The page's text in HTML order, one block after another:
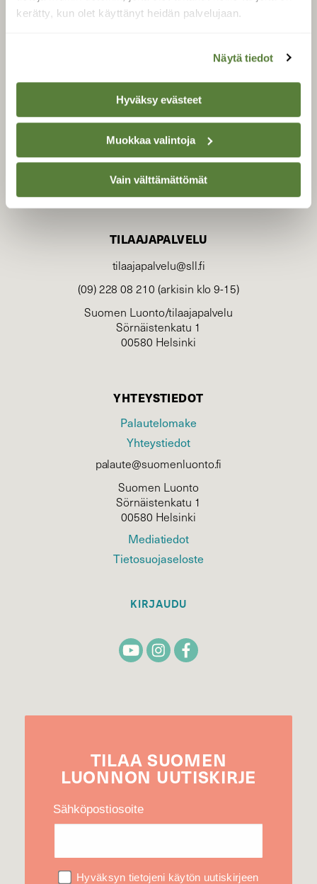
kerätty, kun olet käyttänyt heidän palvelujaan.
Näytä tiedot
Hyväksy evästeet
Muokkaa valintoja
Vain välttämättömät
Suomen Luonto -lehden
luonnonsuojelu­liitto.
TILAAJAPALVELU
tilaajapalvelu@sll.fi
(09) 228 08 210 (arkisin klo 9-15)
Suomen Luonto/tilaajapalvelu
Sörnäistenkatu 1
00580 Helsinki
YHTEYSTIEDOT
Palautelomake
Yhteystiedot
palaute@suomenluonto.fi
Suomen Luonto
Sörnäistenkatu 1
00580 Helsinki
Mediatiedot
Tietosuojaseloste
KIRJAUDU
TILAA SUOMEN
LUONNON UUTIS­KIRJE
Sähköpostiosoite
Hyväksyn tietojeni käytön uutiskirjeen